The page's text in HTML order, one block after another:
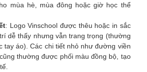
mùa hè, mùa đông hoặc giờ học thể
: Logo Vinschool được thêu hoặc in sắc
dễ thấy nhưng vẫn trang trọng (thường
tay áo). Các chi tiết nhỏ như đường viền
thường được phối màu đồng bộ, tạo